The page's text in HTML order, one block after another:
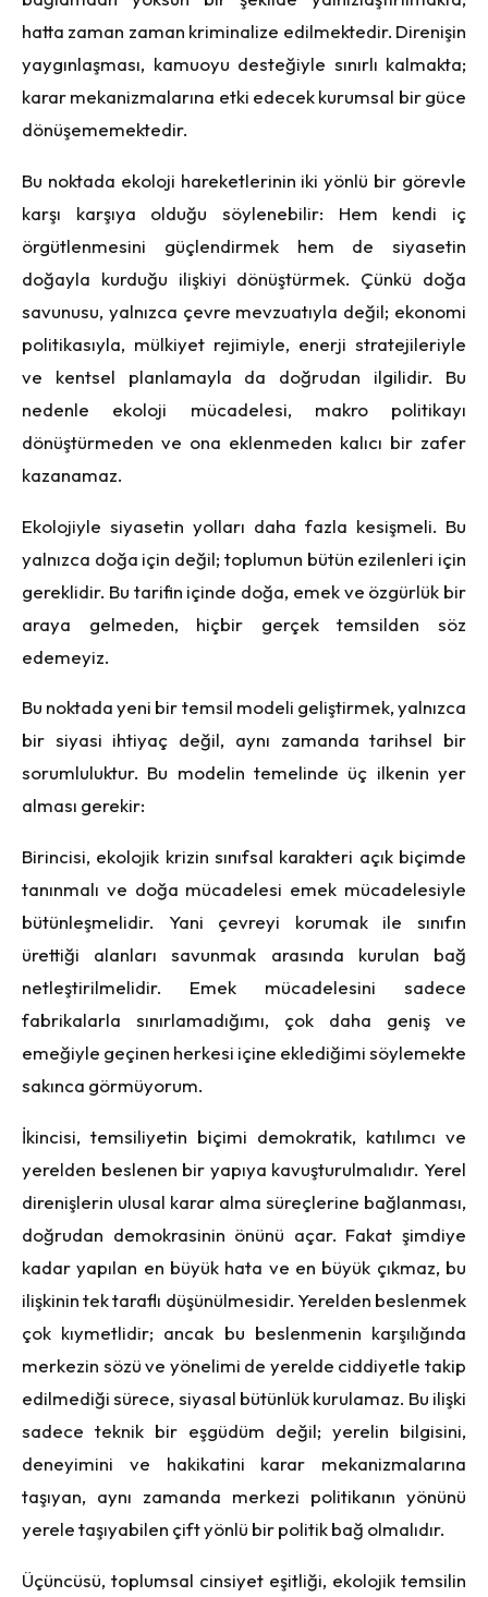
hatta zaman zaman kriminalize edilmektedir. Direnişin
yaygınlaşması, kamuoyu desteğiyle sınırlı kalmakta;
karar mekanizmalarına etki edecek kurumsal bir güce
dönüşememektedir.
Bu noktada ekoloji hareketlerinin iki yönlü bir görevle
karşı karşıya olduğu söylenebilir: Hem kendi iç
örgütlenmesini güçlendirmek hem de siyasetin
doğayla kurduğu ilişkiyi dönüştürmek. Çünkü doğa
savunusu, yalnızca çevre mevzuatıyla değil; ekonomi
politikasıyla, mülkiyet rejimiyle, enerji stratejileriyle
ve kentsel planlamayla da doğrudan ilgilidir. Bu
nedenle ekoloji mücadelesi, makro politikayı
dönüştürmeden ve ona eklenmeden kalıcı bir zafer
kazanamaz.
Ekolojiyle siyasetin yolları daha fazla kesişmeli. Bu
yalnızca doğa için değil; toplumun bütün ezilenleri için
gereklidir. Bu tarifin içinde doğa, emek ve özgürlük bir
araya gelmeden, hiçbir gerçek temsilden söz
edemeyiz.
Bu noktada yeni bir temsil modeli geliştirmek, yalnızca
bir siyasi ihtiyaç değil, aynı zamanda tarihsel bir
sorumluluktur. Bu modelin temelinde üç ilkenin yer
alması gerekir:
Birincisi, ekolojik krizin sınıfsal karakteri açık biçimde
tanınmalı ve doğa mücadelesi emek mücadelesiyle
bütünleşmelidir. Yani çevreyi korumak ile sınıfın
ürettiği alanları savunmak arasında kurulan bağ
netleştirilmelidir. Emek mücadelesini sadece
fabrikalarla sınırlamadığımı, çok daha geniş ve
emeğiyle geçinen herkesi içine eklediğimi söylemekte
sakınca görmüyorum.
İkincisi, temsiliyetin biçimi demokratik, katılımcı ve
yerelden beslenen bir yapıya kavuşturulmalıdır. Yerel
direnişlerin ulusal karar alma süreçlerine bağlanması,
doğrudan demokrasinin önünü açar. Fakat şimdiye
kadar yapılan en büyük hata ve en büyük çıkmaz, bu
ilişkinin tek taraflı düşünülmesidir. Yerelden beslenmek
çok kıymetlidir; ancak bu beslenmenin karşılığında
merkezin sözü ve yönelimi de yerelde ciddiyetle takip
edilmediği sürece, siyasal bütünlük kurulamaz. Bu ilişki
sadece teknik bir eşgüdüm değil; yerelin bilgisini,
deneyimini ve hakikatini karar mekanizmalarına
taşıyan, aynı zamanda merkezi politikanın yönünü
yerele taşıyabilen çift yönlü bir politik bağ olmalıdır.
Üçüncüsü, toplumsal cinsiyet eşitliği, ekolojik temsilin